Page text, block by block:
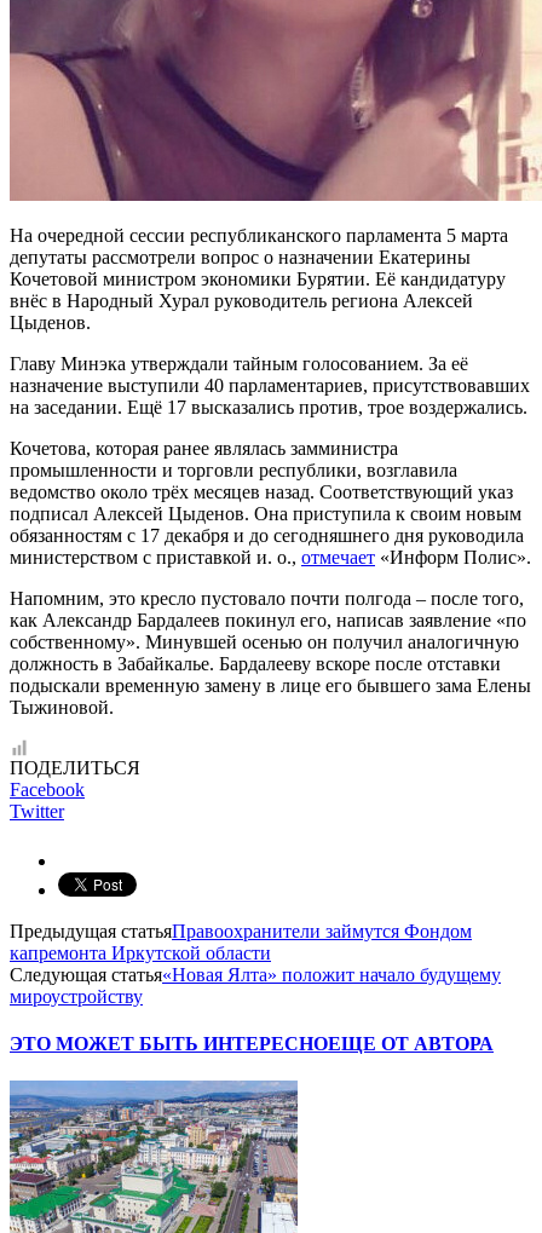
На очередной сессии республиканского парламента 5 марта
депутаты рассмотрели вопрос о назначении Екатерины
Кочетовой министром экономики Бурятии. Её кандидатуру
внёс в Народный Хурал руководитель региона Алексей
Цыденов.
Главу Минэка утверждали тайным голосованием. За её
назначение выступили 40 парламентариев, присутствовавших
на заседании. Ещё 17 высказались против, трое воздержались.
Кочетова, которая ранее являлась замминистра
промышленности и торговли республики, возглавила
ведомство около трёх месяцев назад. Соответствующий указ
подписал Алексей Цыденов. Она приступила к своим новым
обязанностям с 17 декабря и до сегодняшнего дня руководила
министерством с приставкой и. о., отмечает «Информ Полис».
Напомним, это кресло пустовало почти полгода – после того,
как Александр Бардалеев покинул его, написав заявление «по
собственному». Минувшей осенью он получил аналогичную
должность в Забайкалье. Бардалееву вскоре после отставки
подыскали временную замену в лице его бывшего зама Елены
Тыжиновой.
ПОДЕЛИТЬСЯ
Facebook
Twitter
Предыдущая статьяПравоохранители займутся Фондом
капремонта Иркутской области
Следующая статья«Новая Ялта» положит начало будущему
мироустройству
ЭТО МОЖЕТ БЫТЬ ИНТЕРЕСНОЕЩЕ ОТ АВТОРА